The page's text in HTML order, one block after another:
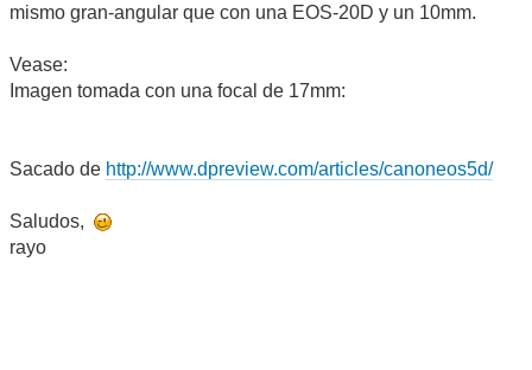
mismo gran-angular que con una EOS-20D y un 10mm.
Vease:
Imagen tomada con una focal de 17mm:
Sacado de http://www.dpreview.com/articles/canoneos5d/
Saludos,
rayo